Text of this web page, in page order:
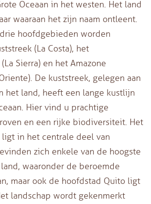
Oceaan in het westen. Het land
waaraan het zijn naam ontleent.
hoofdgebieden worden
(La Costa), het
Sierra) en het Amazone
De kuststreek, gelegen aan
het land, heeft een lange kustlijn
Hier vind u prachtige
en een rijke biodiversiteit. Het
in het centrale deel van
zich enkele van de hoogste
waaronder de beroemde
maar ook de hoofdstad Quito ligt
landschap wordt gekenmerkt